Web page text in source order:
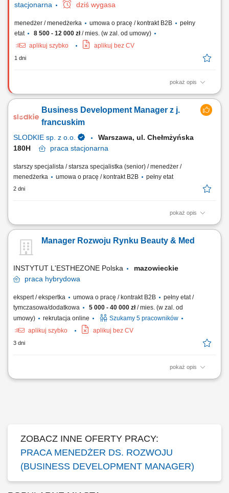
stacjonarna
dziś wygasa
menedżer / menedżerka umowa o pracę / kontrakt B2B
pełny
etat
8 500 - 12 000 zł/ mies. (w zal. od umowy)
aplikuj szybko
aplikuj bez CV
1 dni
pokaż opis
Opis stanowiska Rozwijanie sprzedaży usług HR poprzez aktywne
firmami poszukującymi wsparcia w zakresie rekrutacji, outsourcingu
oraz pracowników tymczasowych. Identyfikowanie potrzeb klientów i
Business Development Manager z j.
francuskim
SLODKIE sp. z o.o.
Warszawa, ul. Chełmżyńska
180H
praca stacjonarna
starszy specjalista / starsza specjalistka (senior) / menedżer /
menedżerka
umowa o pracę / kontrakt B2B pełny etat
2 dni
pokaż opis
Jak wygląda Twój dzień? Prowadzenie rozmów handlowych:
klientów; Wyszukiwanie nowych szans sprzedażowych oraz inicjowanie
kontaktu z potencjalnymi partnerami na rynkach zagranicznych; Udział
Manager Rozwoju Rynku Beauty & Med
INSTYTUT L'ESTHEZONE Polska
mazowieckie
praca hybrydowa
ekspert / ekspertka umowa o pracę / kontrakt B2B
pełny etat /
tymczasowa/dodatkowa
5 000 - 40 000 zł/ mies. (w zal. od
umowy)
rekrutacja online
Szukamy 5 pracowników
aplikuj szybko
aplikuj bez CV
3 dni
pokaż opis
Profesjonalne prowadzenie firmowych mediów społecznościowych –
ZOBACZ INNE OFERTY PRACY:
PRACA MENEDŻER DS. ROZWOJU
(BUSINESS DEVELOPMENT MANAGER)